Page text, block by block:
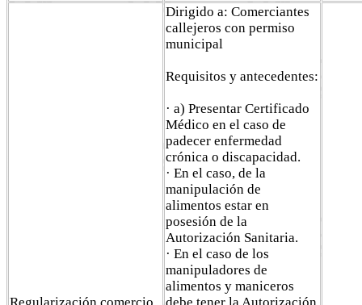
Dirigido a: Comerciantes
callejeros con permiso
municipal
Requisitos y antecedentes:
· a) Presentar Certificado
Médico en el caso de
padecer enfermedad
crónica o discapacidad.
· En el caso, de la
manipulación de
alimentos estar en
posesión de la
Autorización Sanitaria.
· En el caso de los
manipuladores de
alimentos y maniceros